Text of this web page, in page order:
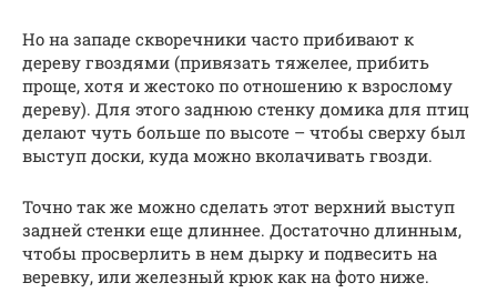
Но на западе скворечники часто прибивают к
дереву гвоздями (привязать тяжелее, прибить
проще, хотя и жестоко по отношению к взрослому
дереву). Для этого заднюю стенку домика для птиц
делают чуть больше по высоте – чтобы сверху был
выступ доски, куда можно вколачивать гвозди.
Точно так же можно сделать этот верхний выступ
задней стенки еще длиннее. Достаточно длинным,
чтобы просверлить в нем дырку и подвесить на
веревку, или железный крюк как на фото ниже.